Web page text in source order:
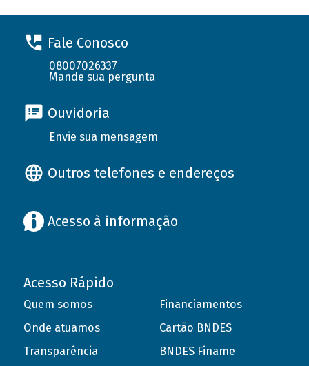
Fale Conosco
08007026337
Mande sua pergunta
Ouvidoria
Envie sua mensagem
Outros telefones e endereços
Acesso à informação
Acesso Rápido
Quem somos
Onde atuamos
Transparência
Financiamentos
Cartão BNDES
BNDES Finame